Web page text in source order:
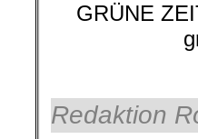
GRÜNE
Redaktion